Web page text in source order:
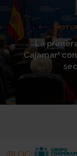
La
Cajamar'